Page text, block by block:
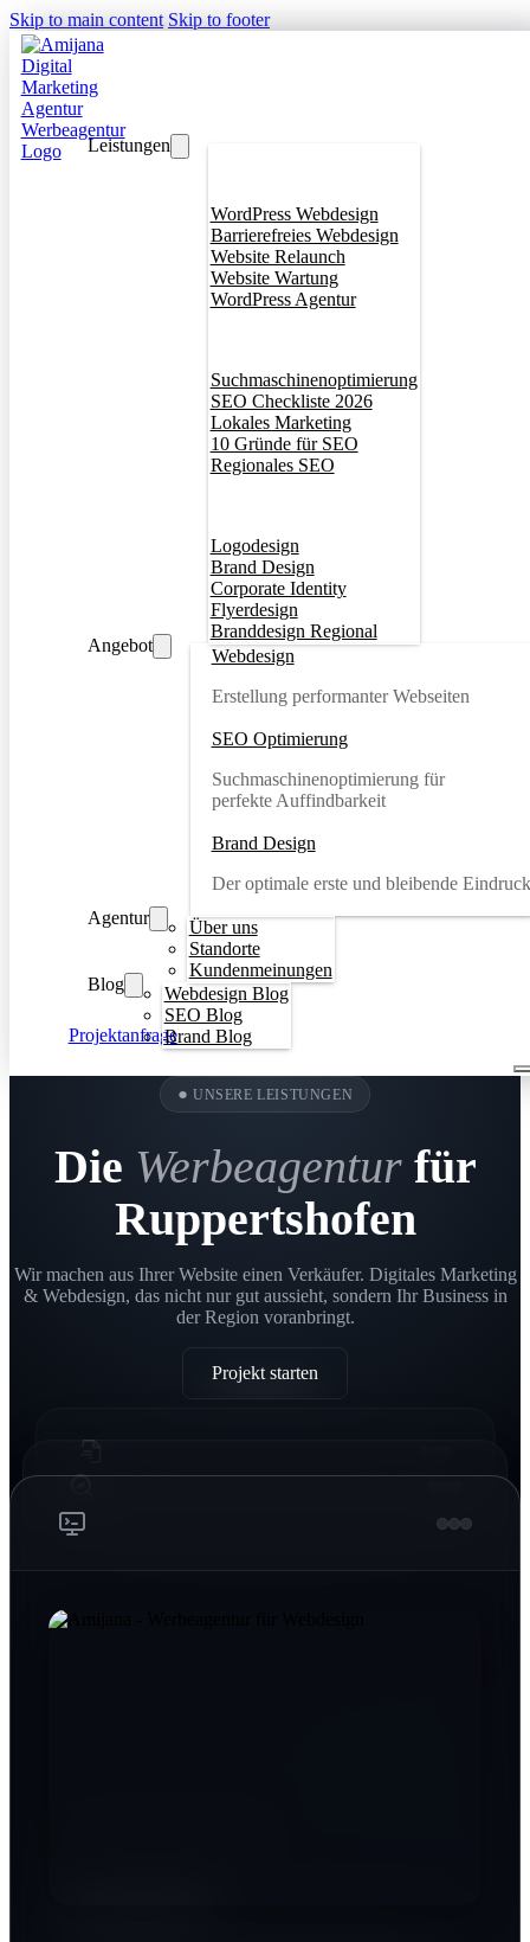
Skip to main content Skip to footer
Leistungen
WordPress Webdesign
Barrierefreies Webdesign
Website Relaunch
Website Wartung
WordPress Agentur
Suchmaschinenoptimierung
SEO Checkliste 2026
Lokales Marketing
10 Gründe für SEO
Regionales SEO
Logodesign
Brand Design
Corporate Identity
Flyerdesign
Branddesign Regional
Angebot
Webdesign
Erstellung performanter Webseiten
SEO Optimierung
Suchmaschinenoptimierung für
perfekte Auffindbarkeit
Brand Design
Der optimale erste und bleibende Eindruck
Agentur
Über uns
Standorte
Kundenmeinungen
Blog
Webdesign Blog
SEO Blog
Brand Blog
Projektanfrage
● UNSERE LEISTUNGEN
Die Werbeagenturfür
Ruppertshofen
Wir machen aus Ihrer Website einen Verkäufer. Digitales Marketing
& Webdesign, das nicht nur gut aussieht, sondern Ihr Business in
der Region voranbringt.
Projekt starten